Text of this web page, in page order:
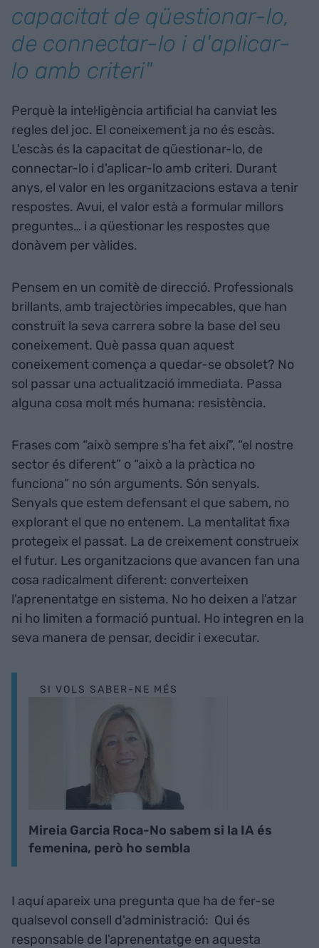
capacitat de qüestionar-lo,
de connectar-lo i d'aplicar-
lo amb criteri"
Perquè la intel·ligència artificial ha canviat les
regles del joc. El coneixement ja no és escàs.
L'escàs és la capacitat de qüestionar-lo, de
connectar-lo i d'aplicar-lo amb criteri. Durant
anys, el valor en les organitzacions estava a tenir
respostes. Avui, el valor està a formular millors
preguntes… i a qüestionar les respostes que
donàvem per vàlides.
Pensem en un comitè de direcció. Professionals
brillants, amb trajectòries impecables, que han
construït la seva carrera sobre la base del seu
coneixement. Què passa quan aquest
coneixement comença a quedar-se obsolet? No
sol passar una actualització immediata. Passa
alguna cosa molt més humana: resistència.
Frases com “això sempre s'ha fet així”, “el nostre
sector és diferent” o “això a la pràctica no
funciona” no són arguments. Són senyals.
Senyals que estem defensant el que sabem, no
explorant el que no entenem. La mentalitat fixa
protegeix el passat. La de creixement construeix
el futur. Les organitzacions que avancen fan una
cosa radicalment diferent: converteixen
l'aprenentatge en sistema. No ho deixen a l'atzar
ni ho limiten a formació puntual. Ho integren en la
seva manera de pensar, decidir i executar.
SI VOLS SABER-NE MÉS
Mireia Garcia Roca-No sabem si la IA és
femenina, però ho sembla
I aquí apareix una pregunta que ha de fer-se
qualsevol consell d'administració: Qui és
responsable de l'aprenentatge en aquesta